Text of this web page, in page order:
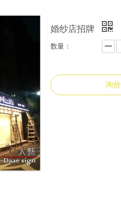
婚纱店招牌
数量：
询价